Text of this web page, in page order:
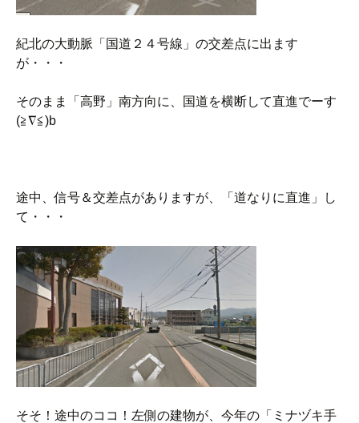
紀北の大動脈「国道２４号線」の交差点に出ます
が・・・
そのまま「高野」南方向に、国道を横断して直進でーす
(≧∇≦)b
途中、信号＆交差点がありますが、「道なりに直進」し
て・・・
そそ！途中のココ！左側の建物が、今年の「ミナヅキ手